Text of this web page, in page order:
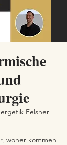
Felsner
woher kommen